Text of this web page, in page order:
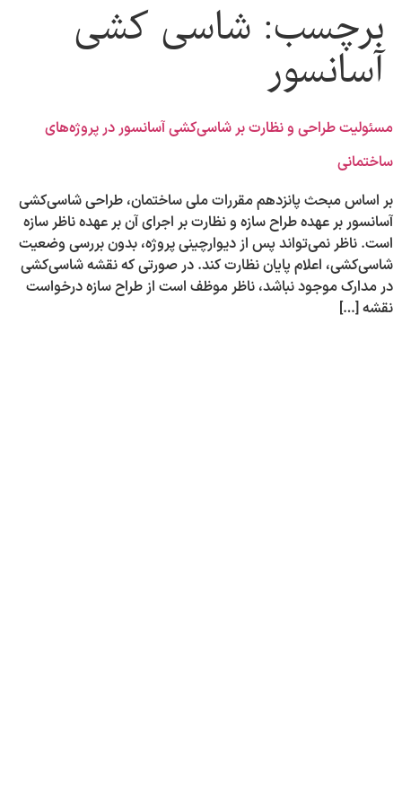
برچسب: شاسی کشی
آسانسور
مسئولیت طراحی و نظارت بر شاسی‌کشی آسانسور در پروژه‌های
ساختمانی
بر اساس مبحث پانزدهم مقررات ملی ساختمان، طراحی شاسی‌کشی
آسانسور بر عهده طراح سازه و نظارت بر اجرای آن بر عهده ناظر سازه
است. ناظر نمی‌تواند پس از دیوارچینی پروژه، بدون بررسی وضعیت
شاسی‌کشی، اعلام پایان نظارت کند. در صورتی که نقشه‌ شاسی‌کشی
در مدارک موجود نباشد، ناظر موظف است از طراح سازه درخواست
نقشه […]